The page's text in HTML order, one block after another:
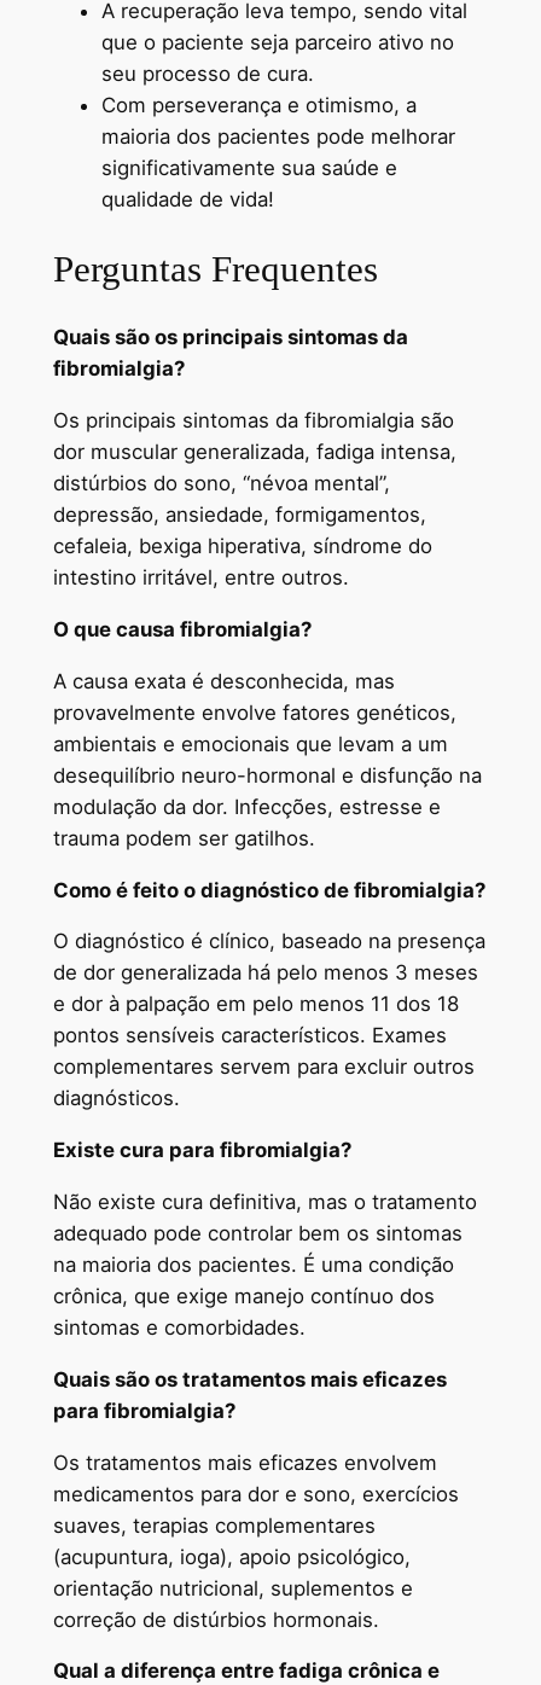
A recuperação leva tempo, sendo vital
que o paciente seja parceiro ativo no
seu processo de cura.
Com perseverança e otimismo, a
maioria dos pacientes pode melhorar
significativamente sua saúde e
qualidade de vida!
Perguntas Frequentes
Quais são os principais sintomas da
fibromialgia?
Os principais sintomas da fibromialgia são
dor muscular generalizada, fadiga intensa,
distúrbios do sono, “névoa mental”,
depressão, ansiedade, formigamentos,
cefaleia, bexiga hiperativa, síndrome do
intestino irritável, entre outros.
O que causa fibromialgia?
A causa exata é desconhecida, mas
provavelmente envolve fatores genéticos,
ambientais e emocionais que levam a um
desequilíbrio neuro-hormonal e disfunção na
modulação da dor. Infecções, estresse e
trauma podem ser gatilhos.
Como é feito o diagnóstico de fibromialgia?
O diagnóstico é clínico, baseado na presença
de dor generalizada há pelo menos 3 meses
e dor à palpação em pelo menos 11 dos 18
pontos sensíveis característicos. Exames
complementares servem para excluir outros
diagnósticos.
Existe cura para fibromialgia?
Não existe cura definitiva, mas o tratamento
adequado pode controlar bem os sintomas
na maioria dos pacientes. É uma condição
crônica, que exige manejo contínuo dos
sintomas e comorbidades.
Quais são os tratamentos mais eficazes
para fibromialgia?
Os tratamentos mais eficazes envolvem
medicamentos para dor e sono, exercícios
suaves, terapias complementares
(acupuntura, ioga), apoio psicológico,
orientação nutricional, suplementos e
correção de distúrbios hormonais.
Qual a diferença entre fadiga crônica e